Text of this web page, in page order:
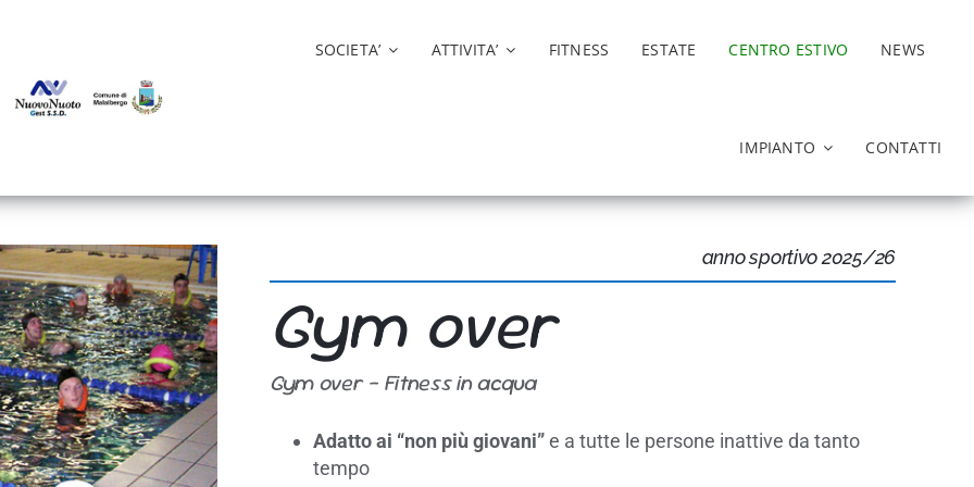
SOCIETA’ ATTIVITA’ FITNESS ESTATE CENTRO ESTIVO NEWS
IMPIANTO CONTATTI
anno sportivo 2025/26
Gym over
Gym over – Fitness in acqua
Adatto ai “non più giovani”e a tutte le persone inattive da tanto
tempo